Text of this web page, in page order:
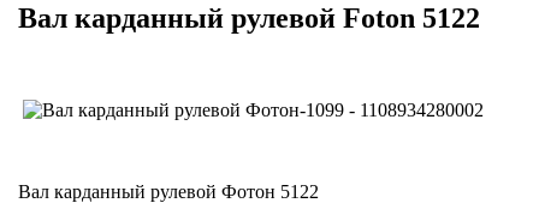
Вал карданный рулевой Foton 5122
Вал карданный рулевой Фотон 5122